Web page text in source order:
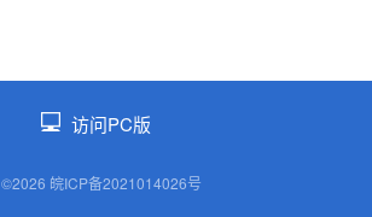
访问PC版
©2026 皖ICP备2021014026号